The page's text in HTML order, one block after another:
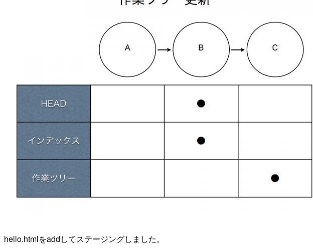
hello.htmlをaddしてステージングしました。